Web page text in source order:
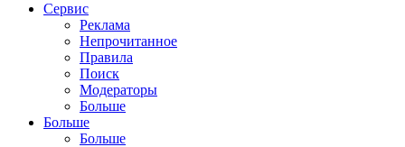
Сервис
Реклама
Непрочитанное
Правила
Поиск
Модераторы
Больше
Больше
Больше